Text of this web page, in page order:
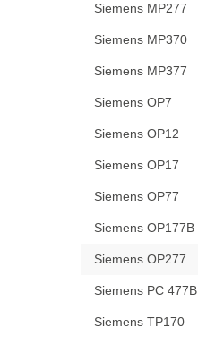
Siemens MP277
Siemens MP370
Siemens MP377
Siemens OP7
Siemens OP12
Siemens OP17
Siemens OP77
Siemens OP177B
Siemens OP277
Siemens PC 477B
Siemens TP170